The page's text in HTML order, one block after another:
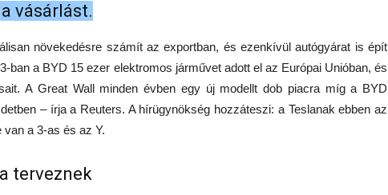
vásárlást.
növekedésre számít az exportban, és ezenkívül autógyárat is épít
ban a BYD 15 ezer elektromos járművet adott el az Európai Unióban, és
A Great Wall minden évben egy új modellt dob piacra míg a BYD
– írja a Reuters. A hírügynökség hozzáteszi: a Teslanak ebben az
a 3-as és az Y.
terveznek